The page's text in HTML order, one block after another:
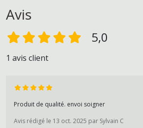
Avis
5,0
1 avis client
Produit de qualité. envoi soigner
Avis rédigé le 13 oct. 2025 par Sylvain C